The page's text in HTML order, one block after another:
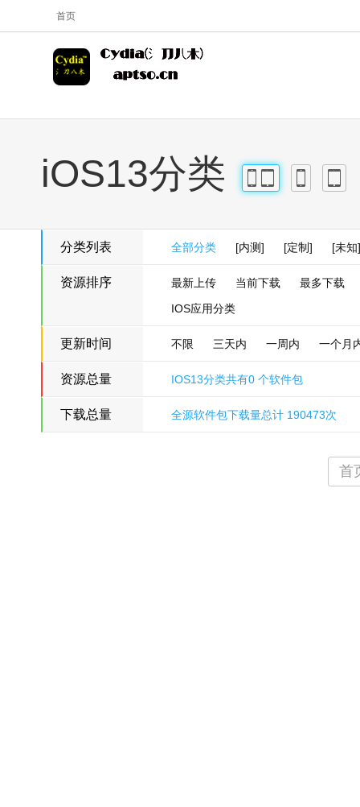
首页
氵刀八木
iOS13分类
分类列表 全部分类 [内测] [定制] [未知]
资源排序 最新上传 当前下载
最多下载
IOS应用分类
更新时间 不限 三天内 一周内 一个月
资源总量 IOS13分类共有0 个软件包
下载总量 全源软件包下载量总计 190473次
首